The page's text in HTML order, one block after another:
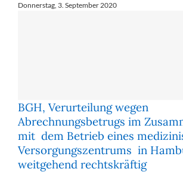
Donnerstag, 3. September 2020
BGH, Verurteilung wegen
Abrechnungsbetrugs im
mit dem Betrieb eines
Versorgungszentrums in
weitgehend rechtskräftig